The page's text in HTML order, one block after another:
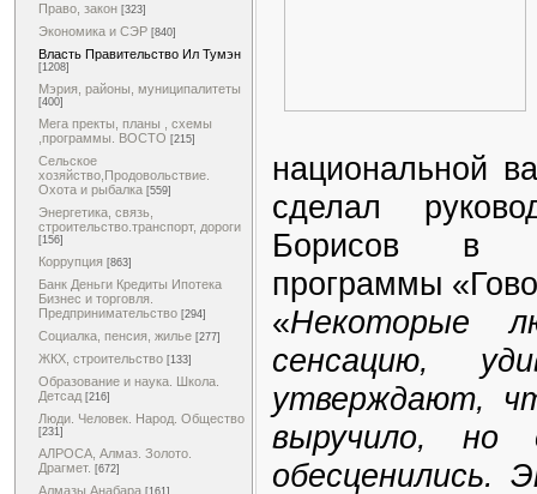
Право, закон [323]
Экономика и СЭР [840]
Власть Правительство Ил Тумэн
[1208]
Мэрия, районы, муниципалитеты
[400]
Мега пректы, планы , схемы
,программы. ВОСТО [215]
Сельское
хозяйство,Продовольствие.
Охота и рыбалка [559]
Энергетика, связь,
строительство.транспорт, дороги
[156]
Коррупция [863]
Банк Деньги Кредиты Ипотека
Бизнес и торговля.
Предпринимательство [294]
Социалка, пенсия, жилье [277]
ЖКХ, строительство [133]
Образование и наука. Школа.
Детсад [216]
Люди. Человек. Народ. Общество
[231]
АЛРОСА, Алмаз. Золото.
Драгмет. [672]
Алмазы Анабара [161]
национальной
сделал
Борисов в
программы
«Некоторые
сенсацию,
утверждают,
выручило,
обесценились.